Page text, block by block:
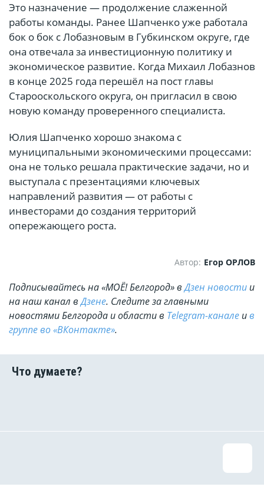
Это назначение — продолжение слаженной
работы команды. Ранее Шапченко уже работала
бок о бок с Лобазновым в Губкинском округе, где
она отвечала за инвестиционную политику и
экономическое развитие. Когда Михаил Лобазнов
в конце 2025 года перешёл на пост главы
Старооскольского округа, он пригласил в свою
новую команду проверенного специалиста.
Юлия Шапченко хорошо знакома с
муниципальными экономическими процессами:
она не только решала практические задачи, но и
выступала с презентациями ключевых
направлений развития — от работы с
инвесторами до создания территорий
опережающего роста.
Автор: Егор ОРЛОВ
Подписывайтесь на «МОЁ! Белгород» вДзен новости и
на наш канал вДзене. Cледите за главными
новостями Белгорода и области в Telegram-канале ив
группе во «ВКонтакте».